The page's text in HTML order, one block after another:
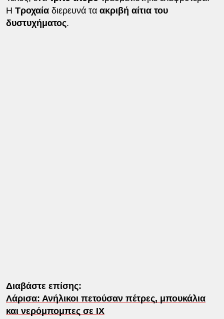
Η Τροχαία διερευνά τα ακριβή αίτια του
δυστυχήματος.
Διαβάστε επίσης:
Λάρισα: Ανήλικοι πετούσαν πέτρες, μπουκάλια
και νερόμπομπες σε ΙΧ